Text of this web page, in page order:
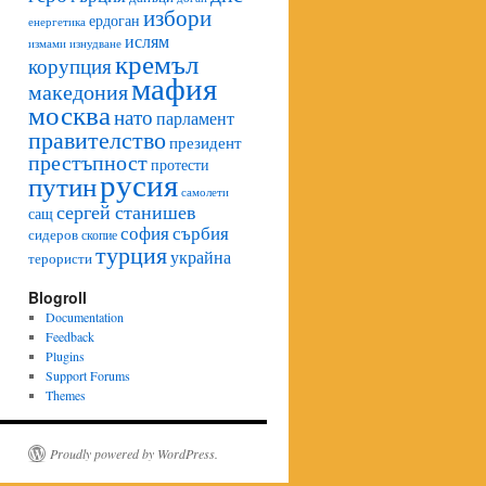
енергетика ердоган избори
измами изнудване ислям
корупциякремъл
македониямафия
москванатопарламент
правителствопрезидент
престъпностпротести
путинрусия самолети
сащсергей станишев
сидеровскопиесофиясърбия
терориститурцияукрайна
Blogroll
Documentation
Feedback
Plugins
Support Forums
Themes
Proudly powered by WordPress.